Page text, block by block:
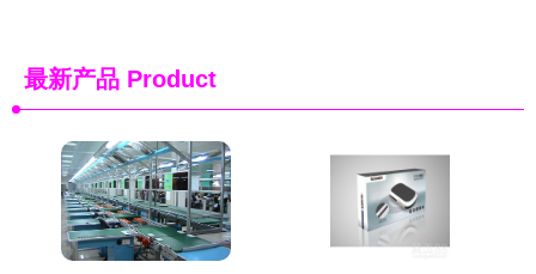
最新产品 Product